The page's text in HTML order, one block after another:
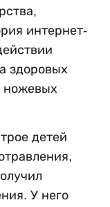
интернет-
здоровых
ножевых
детей
У него